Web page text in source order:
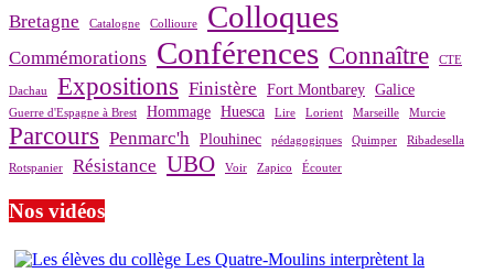
Bretagne Catalogne Collioure Colloques
Commémorations Conférences Connaître CTE
Dachau Expositions Finistère Fort Montbarey Galice
Guerre d'Espagne à Brest Hommage Huesca Lire Lorient Marseille Murcie
Parcours Penmarc'h Plouhinec pédagogiques Quimper Ribadesella
Rotspanier Résistance UBO Voir Zapico Écouter
Nos vidéos